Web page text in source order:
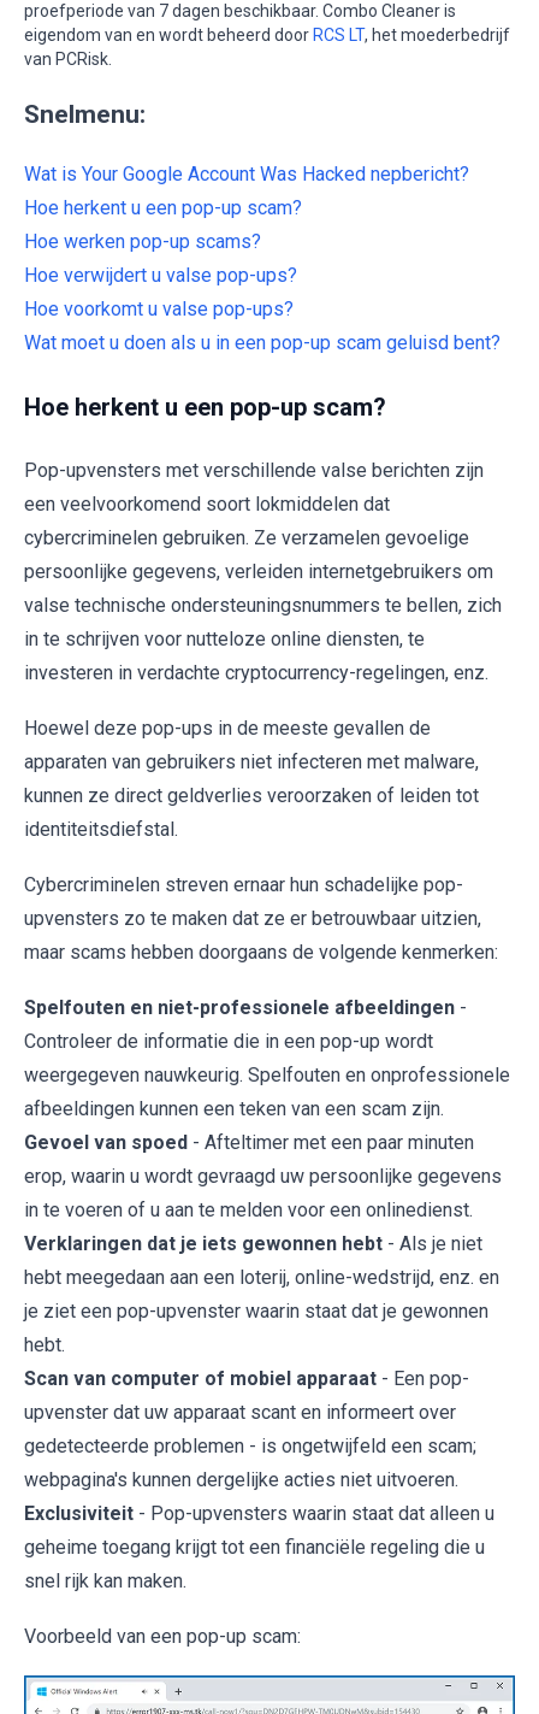
proefperiode van 7 dagen beschikbaar. Combo Cleaner is
eigendom van en wordt beheerd door RCS LT, het moederbedrijf
van PCRisk.
Snelmenu:
Wat is Your Google Account Was Hacked nepbericht?
Hoe herkent u een pop-up scam?
Hoe werken pop-up scams?
Hoe verwijdert u valse pop-ups?
Hoe voorkomt u valse pop-ups?
Wat moet u doen als u in een pop-up scam geluisd bent?
Hoe herkent u een pop-up scam?
Pop-upvensters met verschillende valse berichten zijn
een veelvoorkomend soort lokmiddelen dat
cybercriminelen gebruiken. Ze verzamelen gevoelige
persoonlijke gegevens, verleiden internetgebruikers om
valse technische ondersteuningsnummers te bellen, zich
in te schrijven voor nutteloze online diensten, te
investeren in verdachte cryptocurrency-regelingen, enz.
Hoewel deze pop-ups in de meeste gevallen de
apparaten van gebruikers niet infecteren met malware,
kunnen ze direct geldverlies veroorzaken of leiden tot
identiteitsdiefstal.
Cybercriminelen streven ernaar hun schadelijke pop-
upvensters zo te maken dat ze er betrouwbaar uitzien,
maar scams hebben doorgaans de volgende kenmerken:
Spelfouten en niet-professionele afbeeldingen -
Controleer de informatie die in een pop-up wordt
weergegeven nauwkeurig. Spelfouten en onprofessionele
afbeeldingen kunnen een teken van een scam zijn.
Gevoel van spoed - Afteltimer met een paar minuten
erop, waarin u wordt gevraagd uw persoonlijke gegevens
in te voeren of u aan te melden voor een onlinedienst.
Verklaringen dat je iets gewonnen hebt - Als je niet
hebt meegedaan aan een loterij, online-wedstrijd, enz. en
je ziet een pop-upvenster waarin staat dat je gewonnen
hebt.
Scan van computer of mobiel apparaat - Een pop-
upvenster dat uw apparaat scant en informeert over
gedetecteerde problemen - is ongetwijfeld een scam;
webpagina's kunnen dergelijke acties niet uitvoeren.
Exclusiviteit - Pop-upvensters waarin staat dat alleen u
geheime toegang krijgt tot een financiële regeling die u
snel rijk kan maken.
Voorbeeld van een pop-up scam: